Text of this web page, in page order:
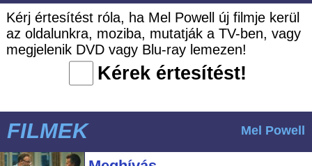
Kérj értesítést róla, ha Mel Powell új filmje kerül
az oldalunkra, moziba, mutatják a TV-ben, vagy
megjelenik DVD vagy Blu-ray lemezen!
Kérek értesítést!
FILMEK Mel Powell